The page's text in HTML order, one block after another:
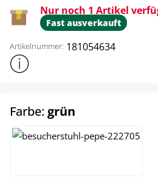
Nur noch 1 Artikel
Fast ausverkauft
Artikelnummer: 181054634
Weitere Produktinformationen
Farbe: grün